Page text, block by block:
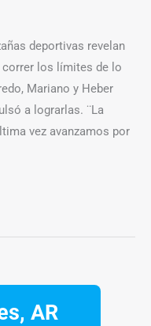
deportivas revelan
los límites de lo
Mariano y Heber
a lograrlas. ¨La
vez avanzamos por
AR